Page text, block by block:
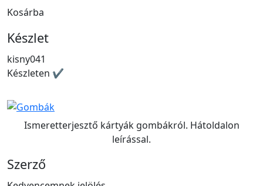
Kosárba
Készlet
kisny041
Készleten ✔
Ismeretterjesztő kártyák gombákról. Hátoldalon
leírással.
Szerző